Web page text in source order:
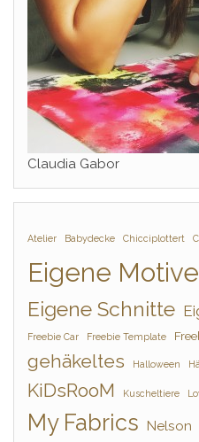
Claudia Gabor
Atelier Babydecke Chicciplottert
Eigene
Eigene Schnitte
Freebie Car Freebie Template
gehäkeltes Halloween
KiDsRooM Kuscheltiere
My Fabrics Nelson